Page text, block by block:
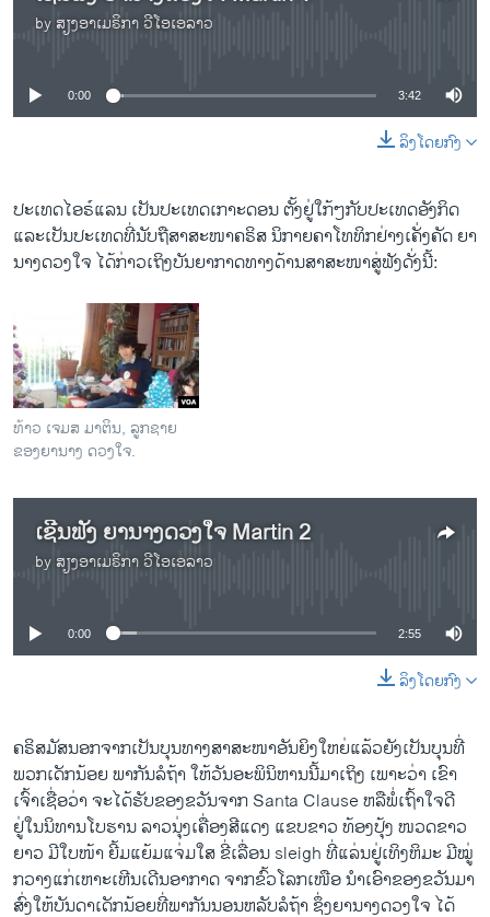
by ສຽງອາເມຣິກາ ວີໂອເອລາວ
No media source currently available
0:00 3:42
ລິງໂດຍກົງ
ປະ​ເທດໄອຣ໌​ແລນ ​ເປັນ​ປະ​ເທດເກາະ​ດອນ ​ຕັ້ງ​ຢູ່​ໃກ້ໆກັບ​ປະ​ເທດ​ອັງກິດ
ແລະ​ເປັນ​ປະ​ເທດ​ທີ່​ນັບຖື​ສາສະໜາ​ຄຣິສ ນິກາຍ​ຄາ​ໂທ​ທິກ​ຢ່າງ​ເຄັ່ງ​ຄັດ ຍາ
ນາງ​ດວງ​ໃຈ ​ໄດ້​ກ່າວ​ເຖິງ​ບັນຍາກາດ​ທາງ​ດ້ານ​ສາ​ສະໜາ​ສູ່​ຟັງ​ດັ່ງ​ນີ້:
ທ້າວ ເຈມສ ມາຕິນ, ລູກຊາຍ
ຂອງຍານາງ ດວງໃຈ.
ເຊີນຟັງ ຍານາງດວງໃຈ Martin 2
by ສຽງອາເມຣິກາ ວີໂອເອລາວ
No media source currently available
0:00 2:55
ລິງໂດຍກົງ
ຄ​ຣິ​ສ​ມັ​ສນອກ​ຈາກເປັນ​ບຸນ​ທາງ​ສາ​ສະ​ໜາອັນ​ຍິງ​ໃຫຍ່​ແລ້ວຍັງ​ເປັນ​ບຸນ​ທີ່​
ພວກ​ເດັກ​ນ້ອຍ ພາ​ກັນ​ລໍ​ຖ້າ ​ໃຫ້​ວັນອະ​ພິ​ນິ​ຫານ​ນີ້​ມາ​ເຖິງ ເພາະ​ວ່າ ເຂົ​າ​
ເຈົ້າ​ເຊື່ອ​ວ່າ ຈະໄດ້​ຮັບຂອງຂວັນ​ຈາກ Santa Clause ​ຫລື​ພໍ່​ເຖົ້າ​ໃຈ​ດີ ​
ຢູ່ໃນ​ນິ​ທານ​ໂບ​ຮານ ລາ​ວນຸ່ງ​ເຄື່ອງ​ສີ​ແດງ ແຂ​ບ​ຂາວ ທ້ອງ​ປຸ້ງ ໜວດ​ຂາວ
ຍາວ ມີ​ໃບ​ໜ້າ ​ຍີ້​ມ​ແຍ້ມ​ແຈ່ມ​ໃສ ຂີ່​ເລື່ອນ sleigh ທີ່​ແລ່ນ​ຢູ່​ເທິງ​ຫິ​ມະ ​ມີ​ໝູ່
ກວ​າງແກ່ເຫາະ​ເຫີນ​ເດີນ​ອາ​ກາດ ຈາກ​ຂົ້ວ​ໂລກ​ເໜືອ ນຳເອົາຂອງ​ຂວັນ​ມາ​
ສົ່ງ​ໃຫ້​ບັນ​ດາເດັກ​ນ້ອຍທີ່​ພາກັນນອນ​ຫລັບ​ລໍຖ້າ ຊຶ່ງ​ຍານາງ​ດວງໃຈ​ ​ໄດ້​